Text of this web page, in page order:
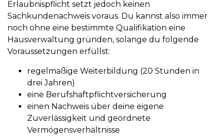
Erlaubnispflicht setzt jedoch keinen
Sachkundenachweis voraus. Du kannst also immer
noch ohne eine bestimmte Qualifikation eine
Hausverwaltung gründen, solange du folgende
Voraussetzungen erfüllst:
regelmäßige Weiterbildung (20 Stunden in
drei Jahren)
eine Berufshaftpflichtversicherung
einen Nachweis über deine eigene
Zuverlässigkeit und geordnete
Vermögensverhältnisse